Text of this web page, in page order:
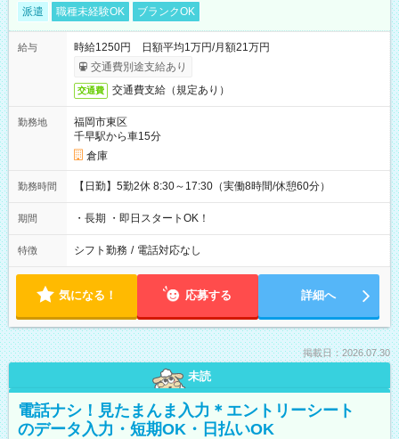
派遣 職種未経験OK ブランクOK
給与
時給1250円 日額平均1万円/月額21万円
交通費別途支給あり
交通費 交通費支給（規定あり）
勤務地
福岡市東区
千早駅から車15分
倉庫
勤務時間 【日勤】5勤2休 8:30～17:30（実働8時間/休憩60分）
期間 ・長期 ・即日スタートOK！
特徴 シフト勤務 / 電話対応なし
気になる！ 応募する 詳細へ
掲載日：2026.07.30
未読
電話ナシ！見たまんま入力＊エントリーシート
のデータ入力・短期OK・日払いOK